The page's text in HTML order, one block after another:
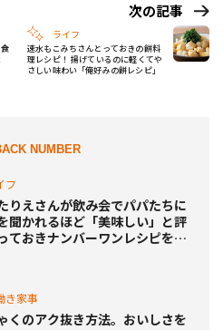
次の記事
ライフ
速水もこみちさんとっておきの餅料
理レシピ！ 揚げているのに軽くてや
さしい味わい「俺好みの餅レシピ」
NUMBER
フ
りえさんが飲み会でパパたちに
聞かれるほど「美味しい」と評
ておきナンバーワンレシピを公
き家事
くのアク抜き方法。おいしさを